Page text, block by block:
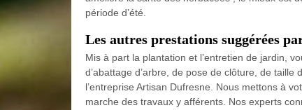
période d’été.
Les autres prestations suggérées
Mis à part la plantation et l’entretien de jardin,
d’abattage d’arbre, de pose de clôture, de
l’entreprise Artisan Dufresne. Nous mettons à
marche des travaux y afférents. Nos experts